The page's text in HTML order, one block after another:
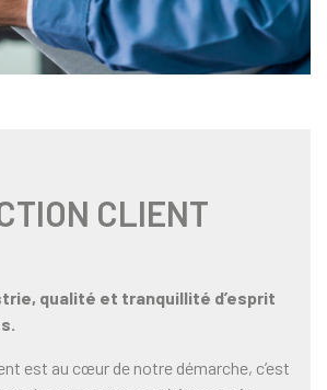
CLIENT
qualité et tranquillité d’esprit
est au cœur de notre démarche, c’est